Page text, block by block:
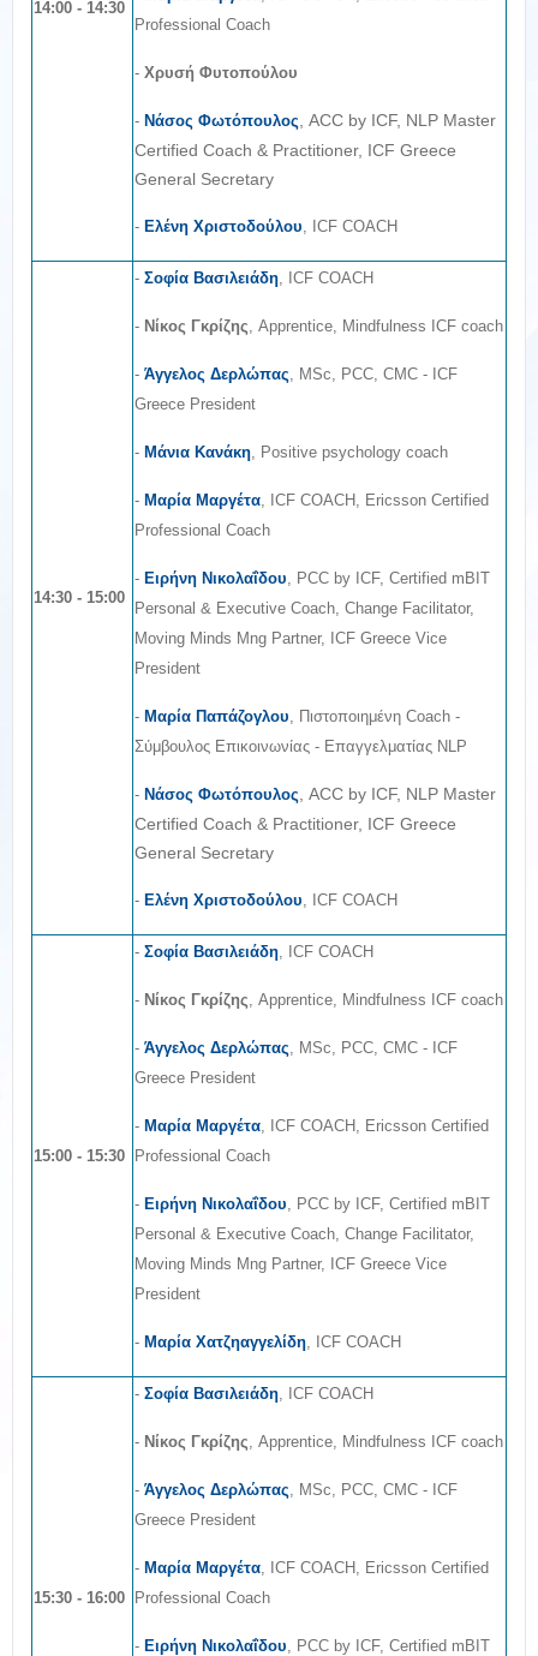
14:00 - 14:30
Professional Coach
- Χρυσή Φυτοπούλου
- Νάσος Φωτόπουλος , ACC by ICF, NLP Master
Certified Coach & Practitioner, ICF Greece
General Secretary
- Ελένη Χριστοδούλου, ICF COACH
14:30 - 15:00
- Σοφία Βασιλειάδη, ICF COACH
- Νίκος Γκρίζης, Apprentice, Mindfulness ICF coach
- Άγγελος Δερλώπας, MSc, PCC, CMC - ICF
Greece President
- Μάνια Κανάκη, Positive psychology coach
- Μαρία Μαργέτα, ICF COACH, Ericsson Certified
Professional Coach
- Ειρήνη Νικολαΐδου, PCC by ICF, Certified mBIT
Personal & Executive Coach, Change Facilitator,
Moving Minds Mng Partner, ICF Greece Vice
President
- Μαρία Παπάζογλου, Πιστοποιημένη Coach -
Σύμβουλος Επικοινωνίας - Επαγγελματίας ΝLP
- Νάσος Φωτόπουλος , ACC by ICF, NLP Master
Certified Coach & Practitioner, ICF Greece
General Secretary
- Ελένη Χριστοδούλου, ICF COACH
15:00 - 15:30
- Σοφία Βασιλειάδη, ICF COACH
- Νίκος Γκρίζης, Apprentice, Mindfulness ICF coach
- Άγγελος Δερλώπας, MSc, PCC, CMC - ICF
Greece President
- Μαρία Μαργέτα, ICF COACH, Ericsson Certified
Professional Coach
- Ειρήνη Νικολαΐδου, PCC by ICF, Certified mBIT
Personal & Executive Coach, Change Facilitator,
Moving Minds Mng Partner, ICF Greece Vice
President
- Μαρία Χατζηαγγελίδη, ICF COACH
15:30 - 16:00
- Σοφία Βασιλειάδη, ICF COACH
- Νίκος Γκρίζης, Apprentice, Mindfulness ICF coach
- Άγγελος Δερλώπας, MSc, PCC, CMC - ICF
Greece President
- Μαρία Μαργέτα, ICF COACH, Ericsson Certified
Professional Coach
- Ειρήνη Νικολαΐδου, PCC by ICF, Certified mBIT